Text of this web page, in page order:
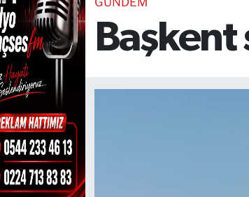
Başkent
TEKNOLOJİ
CANLI DİNLE
RESMİ İLANLAR
Gencsesfm Canlı Dinle